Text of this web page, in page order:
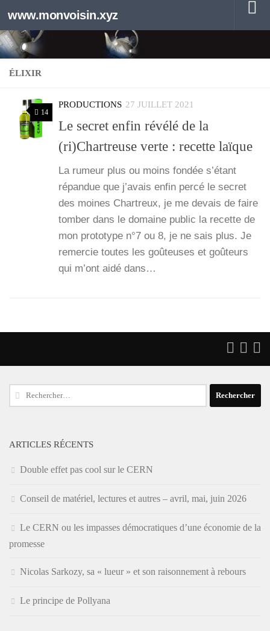
Au dessous du contenu
www.monvoisin.xyz
ÉLIXIR
14
PRODUCTIONS 27 JUILLET 2021
Le secret enfin révélé de la
(ri)Chartreuse verte : recette laïque
La rumeur plus ou moins fon­dée s’é­tant
répan­due que j’a­vais enfin per­cé le secret
des moines Char­treux, je me devais de faire
tom­ber dans le domaine public la recette de
mon pro­to­type n°7 ou 8, je ne sais plus. Je
remer­cie toutes les goû­teuses et goû­teurs
qui m’ont aidé dans…
Rechercher :
ARTICLES RÉCENTS
Double effet pas cool sur le CERN
Conseil de matériel, lectures et autres – avril, mai, juin 2026
Le CERN ou les impasses démocratiques d’une économie de la
promesse
Nicolas Sarkozy, sa « lueur » et son raisonnement à rebours
Le principe de Pollyana